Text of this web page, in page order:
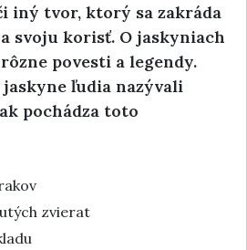
iný tvor, ktorý sa zakráda
svoju korisť. O jaskyniach
povesti a legendy.
jaskyne ľudia nazývali
pochádza toto
zvierat